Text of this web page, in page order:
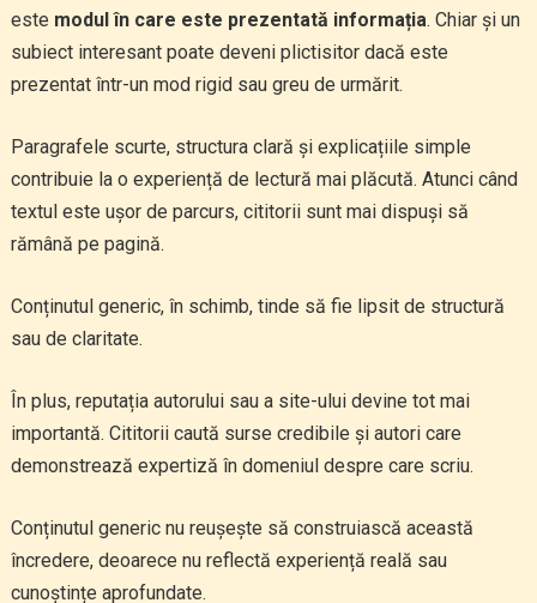
este modul în care este prezentată informația. Chiar și un
subiect interesant poate deveni plictisitor dacă este
prezentat într-un mod rigid sau greu de urmărit.
Paragrafele scurte, structura clară și explicațiile simple
contribuie la o experiență de lectură mai plăcută. Atunci când
textul este ușor de parcurs, cititorii sunt mai dispuși să
rămână pe pagină.
Conținutul generic, în schimb, tinde să fie lipsit de structură
sau de claritate.
În plus, reputația autorului sau a site-ului devine tot mai
importantă. Cititorii caută surse credibile și autori care
demonstrează expertiză în domeniul despre care scriu.
Conținutul generic nu reușește să construiască această
încredere, deoarece nu reflectă experiență reală sau
cunoștințe aprofundate.